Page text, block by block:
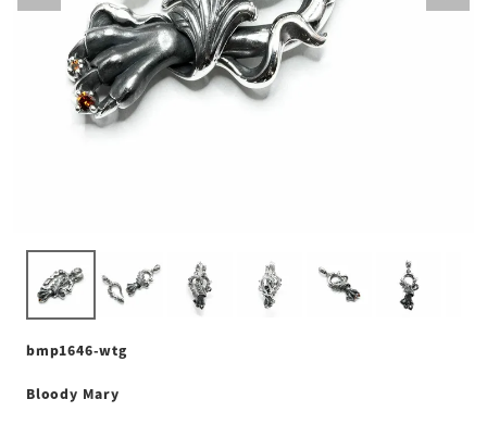
bmp1646-wtg
Bloody Mary